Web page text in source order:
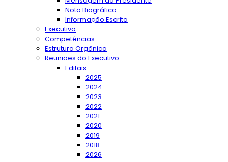
Nota Biográfica
Informação Escrita
Executivo
Competências
Estrutura Orgânica
Reuniões do Executivo
Editais
2025
2024
2023
2022
2021
2020
2019
2018
2026